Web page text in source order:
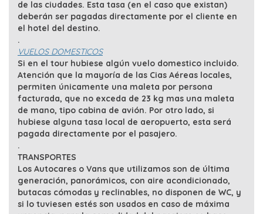
de las ciudades. Esta tasa (en el caso que existan)
deberán ser pagadas directamente por el cliente en
el hotel del destino.
.
VUELOS DOMESTICOS
Si en el tour hubiese algún vuelo domestico incluido.
Atención que la mayoría de las Cias Aéreas locales,
permiten únicamente una maleta por persona
facturada, que no exceda de 23 kg mas una maleta
de mano, tipo cabina de avión. Por otro lado, si
hubiese alguna tasa local de aeropuerto, esta será
pagada directamente por el pasajero.
.
TRANSPORTES
Los Autocares o Vans que utilizamos son de última
generación, panorámicos, con aire acondicionado,
butacas cómodas y reclinables, no disponen de WC, y
si lo tuviesen estés son usados en caso de máxima